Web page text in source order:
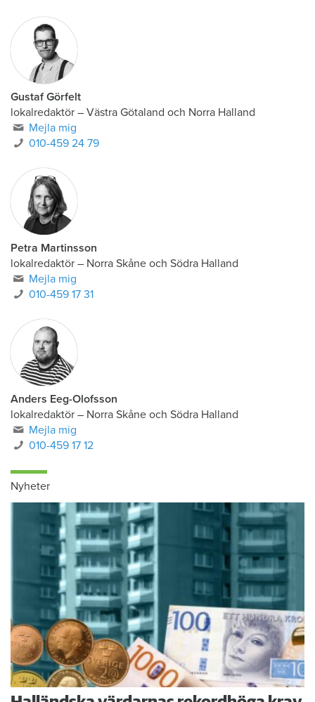
Gustaf Görfelt
lokalredaktör – Västra Götaland och Norra Halland
Mejla mig
010-459 24 79
Petra Martinsson
lokalredaktör – Norra Skåne och Södra Halland
Mejla mig
010-459 17 31
Anders Eeg-Olofsson
lokalredaktör – Norra Skåne och Södra Halland
Mejla mig
010-459 17 12
Nyheter